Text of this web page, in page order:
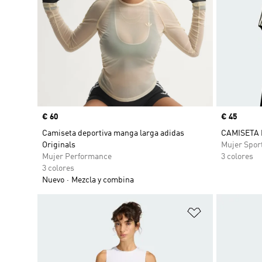
Precio
€ 60
Camiseta deportiva manga larga adidas
Originals
Mujer Performance
3 colores
Nuevo
Mezcla y combina
Precio
€ 45
CAMISETA
Mujer
3 colores
Añadir a la